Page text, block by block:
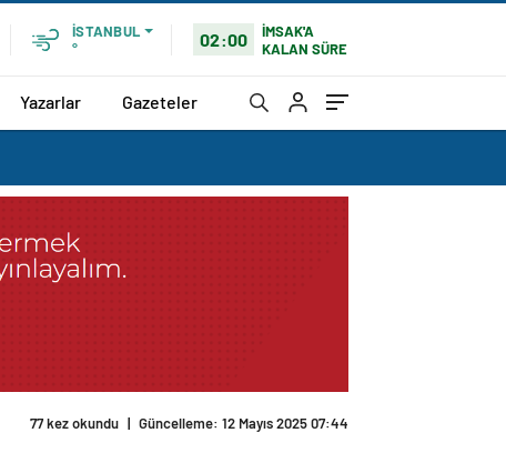
İSTANBUL
°
02:00
İMSAK'A
KALAN SÜRE
Yazarlar Gazeteler
77 kez okundu | Güncelleme: 12 Mayıs 2025 07:44